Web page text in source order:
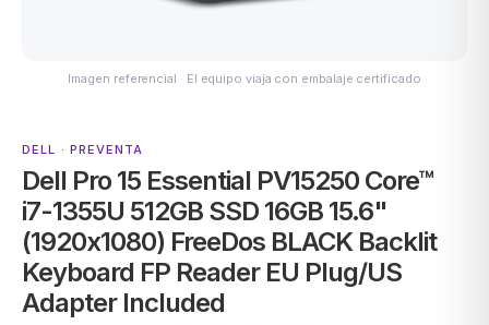
Imagen referencial · El equipo viaja con embalaje certificado
DELL · PREVENTA
Dell Pro 15 Essential PV15250 Core™
i7-1355U 512GB SSD 16GB 15.6"
(1920x1080) FreeDos BLACK Backlit
Keyboard FP Reader EU Plug/US
Adapter Included